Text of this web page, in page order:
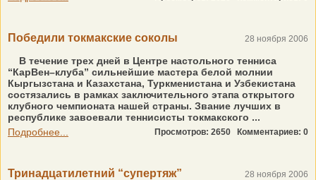
Победили токмакские соколы 28 ноября 2006
В течение трех дней в Центре настольного тенниса
“КарВен–клуба” сильнейшие мастера белой молнии
Кыргызстана и Казахстана, Туркменистана и Узбекистана
состязались в рамках заключительного этапа открытого
клубного чемпионата нашей страны. Звание лучших в
республике завоевали теннисисты токмакского ...
Подробнее...
Просмотров: 2650 Комментариев: 0
Тринадцатилетний “супертяж” 28 ноября 2006